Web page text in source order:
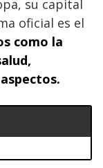
su capital
oficial es el
como la